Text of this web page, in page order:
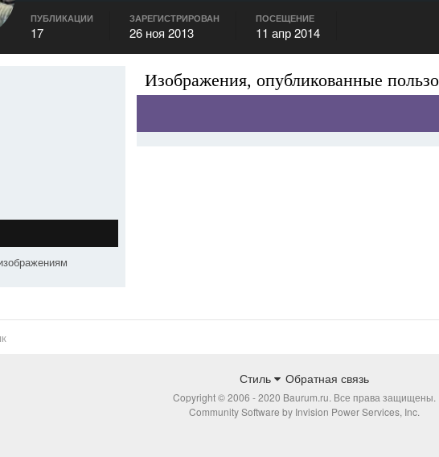
ПУБЛИКАЦИИ
17
ЗАРЕГИСТРИРОВАН
26 ноя 2013
ПОСЕЩЕНИЕ
11 апр 2014
Изображения, опубликованные
Стиль Обратная связь
Copyright © 2006 - 2020 Baurum.ru. Все права защищены.
Community Software by Invision Power Services, Inc.